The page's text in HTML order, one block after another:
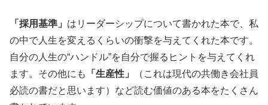
「採用基準」 はリーダーシップについて書かれた本で、私
の中で人生を変えるくらいの衝撃を与えてくれた本です。
自分の人生の“ハンドル”を自分で握るヒントを与えてくれ
ます。その他にも
「生産性」
（これは現代の共働き会社員
必読の書だと思います）など読む価値のある本をたくさん